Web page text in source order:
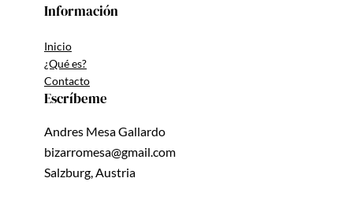
Información
Inicio
¿Qué es?
Contacto
Escríbeme
Andres Mesa Gallardo
bizarromesa@gmail.com
Salzburg, Austria